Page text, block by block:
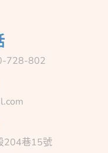
728-802
204巷15號